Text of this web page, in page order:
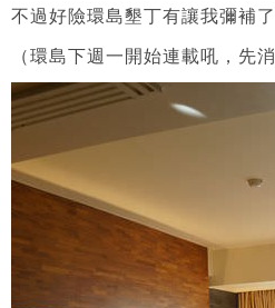
不過好險環島墾丁有讓我彌補
（環島下週一開始連載吼，先